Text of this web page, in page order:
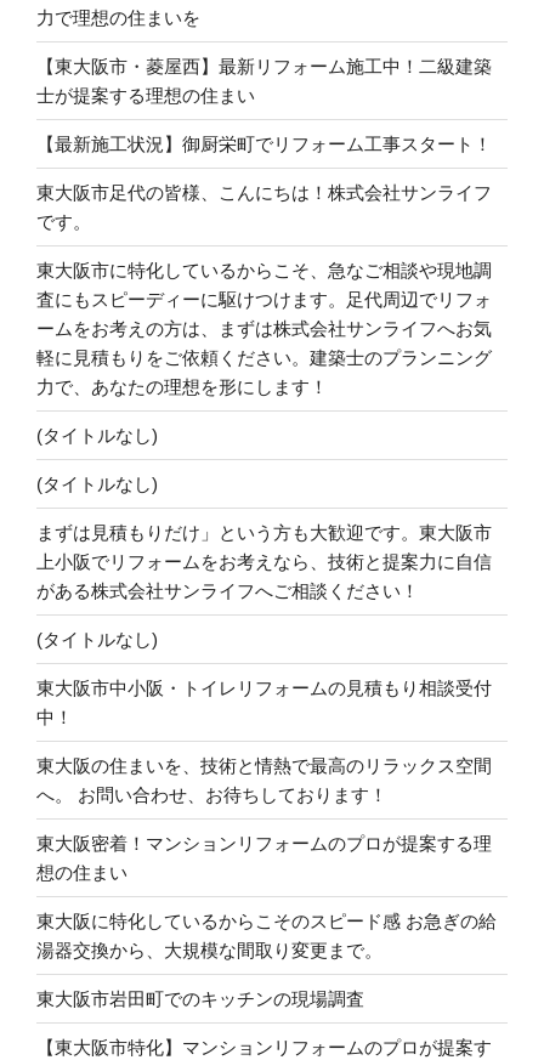
力で理想の住まいを
【東大阪市・菱屋西】最新リフォーム施工中！二級建築
士が提案する理想の住まい
【最新施工状況】御厨栄町でリフォーム工事スタート！
東大阪市足代の皆様、こんにちは！株式会社サンライフ
です。
東大阪市に特化しているからこそ、急なご相談や現地調
査にもスピーディーに駆けつけます。足代周辺でリフォ
ームをお考えの方は、まずは株式会社サンライフへお気
軽に見積もりをご依頼ください。建築士のプランニング
力で、あなたの理想を形にします！
(タイトルなし)
(タイトルなし)
まずは見積もりだけ」という方も大歓迎です。東大阪市
上小阪でリフォームをお考えなら、技術と提案力に自信
がある株式会社サンライフへご相談ください！
(タイトルなし)
東大阪市中小阪・トイレリフォームの見積もり相談受付
中！
東大阪の住まいを、技術と情熱で最高のリラックス空間
へ。 お問い合わせ、お待ちしております！
東大阪密着！マンションリフォームのプロが提案する理
想の住まい
東大阪に特化しているからこそのスピード感 お急ぎの給
湯器交換から、大規模な間取り変更まで。
東大阪市岩田町でのキッチンの現場調査
【東大阪市特化】マンションリフォームのプロが提案す